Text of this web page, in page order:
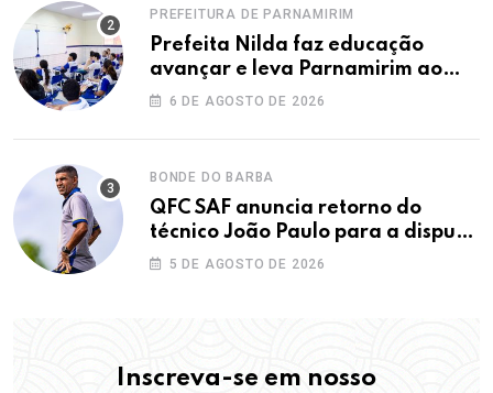
PREFEITURA DE PARNAMIRIM
Prefeita Nilda faz educação
avançar e leva Parnamirim ao
maior IDEB da história dos anos
6 DE AGOSTO DE 2026
BONDE DO BARBA
QFC SAF anuncia retorno do
técnico João Paulo para a disputa
da elite do Campeonato Potiguar
5 DE AGOSTO DE 2026
Inscreva-se em nosso